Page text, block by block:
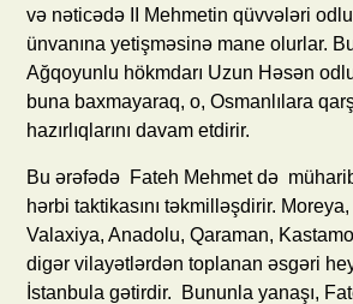
və nəticədə II Mehmetin qüvvələri
ünvanına yetişməsinə mane olurlar.
Ağqoyunlu hökmdarı Uzun Həsən
buna baxmayaraq, o, Osmanlılara
hazırlıqlarını davam etdirir.
Bu ərəfədə Fateh Mehmet də
hərbi taktikasını təkmilləşdirir.
Valaxiya, Anadolu, Qaraman,
digər vilayətlərdən toplanan əsgəri
İstanbula gətirdir. Bununla yanaşı,